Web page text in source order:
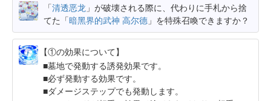
「清透恶龙 」が破壊される際に、代わりに手札から捨
てた「暗黑界的武神 高尔德 」を特殊召喚できますか？
【①の効果について】
墓地で発動する誘発効果です。
必ず発動する効果です。
ダメージステップでも発動します。